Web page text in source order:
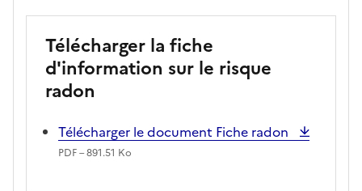
Télécharger la fiche
d'information sur le risque
radon
Télécharger le document Fiche radon
PDF – 891.51 Ko